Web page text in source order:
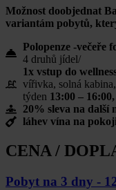
Možnost doobjednat
variantám pobytů,
Polopenze -večeře
4 druhů jídel/
1x vstup do
vířivka, solná
týden 13:00 – 16:00
20% sleva na další
láhev vína na
CENA /
Pobyt na 3 dny -